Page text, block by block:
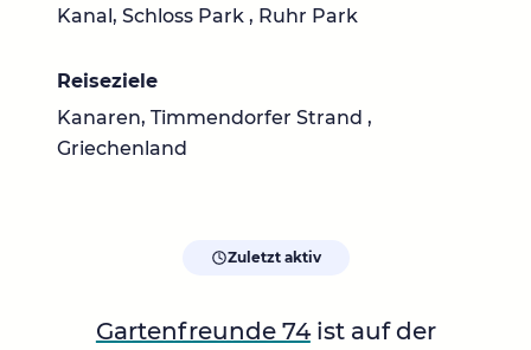
Kanal, Schloss Park , Ruhr Park
Reiseziele
Kanaren, Timmendorfer Strand ,
Griechenland
Zuletzt aktiv
Gartenfreunde 74ist auf der